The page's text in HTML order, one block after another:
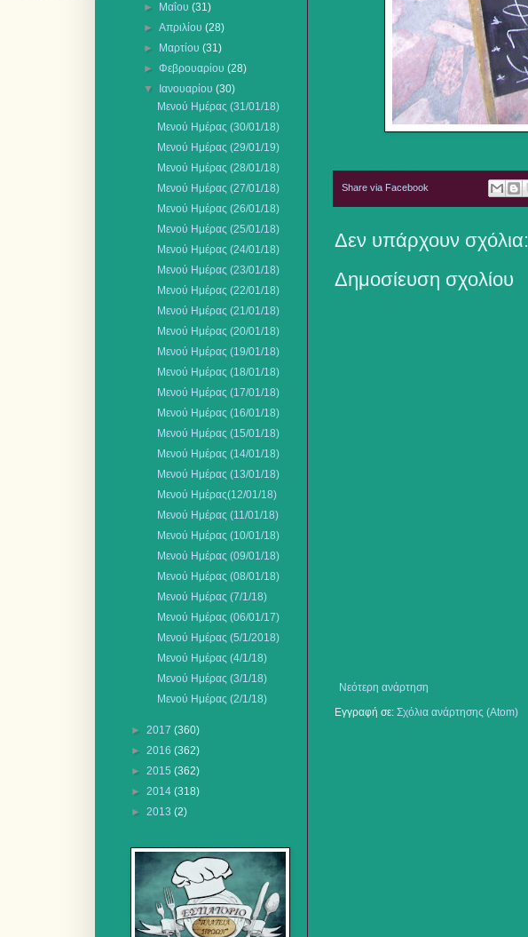
Share via Facebook
Δεν υπάρχουν σχόλια:
Δημοσίευση σχολίου
Νεότερη ανάρτηση
Εγγραφή σε: Σχόλια ανάρτησης (Atom)
►
Μαΐου(31)
►Απριλίου(28)
►
Μαρτίου(31)
►Φεβρουαρίου(28)
▼
Ιανουαρίου(30)
Μενού Ημέρας (31/01/18)
Μενού Ημέρας (30/01/18)
Μενού Ημέρας (29/01/19)
Μενού Ημέρας (28/01/18)
Μενού Ημέρας (27/01/18)
Μενού Ημέρας (26/01/18)
Μενού Ημέρας (25/01/18)
Μενού Ημέρας (24/01/18)
Mενού Ημέρας (23/01/18)
Μενού Ημέρας (22/01/18)
Μενού Ημέρας (21/01/18)
Mενού Ημέρας (20/01/18)
Μενού Ημέρας (19/01/18)
Μενού Ημέρας (18/01/18)
Μενού Ημέρας (17/01/18)
Μενού Ημέρας (16/01/18)
Μενού Ημέρας (15/01/18)
Μενού Ημέρας (14/01/18)
Μενού Ημέρας (13/01/18)
Mενού Ημέρας(12/01/18)
Μενού Ημέρας (11/01/18)
Μενού Ημέρας (10/01/18)
Μενού Ημέρας (09/01/18)
Μενού Ημέρας (08/01/18)
Mενού Ημέρας (7/1/18)
Μενού Ημέρας (06/01/17)
Mενού Ημέρας (5/1/2018)
Μενού Ημέρας (4/1/18)
Mενού Ημέρας (3/1/18)
Μενού Ημέρας (2/1/18)
► 2017 (360)
► 2016 (362)
► 2015 (362)
► 2014 (318)
► 2013 (2)